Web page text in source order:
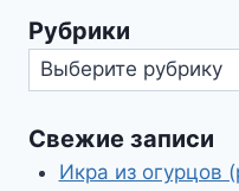
Рубрики
Рубрики
Свежие записи
Икра из огурцов